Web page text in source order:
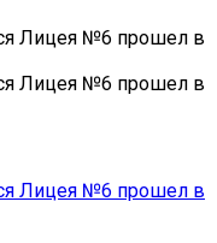
Лицея №6 прошел в
Лицея №6 прошел в
Лицея №6 прошел в